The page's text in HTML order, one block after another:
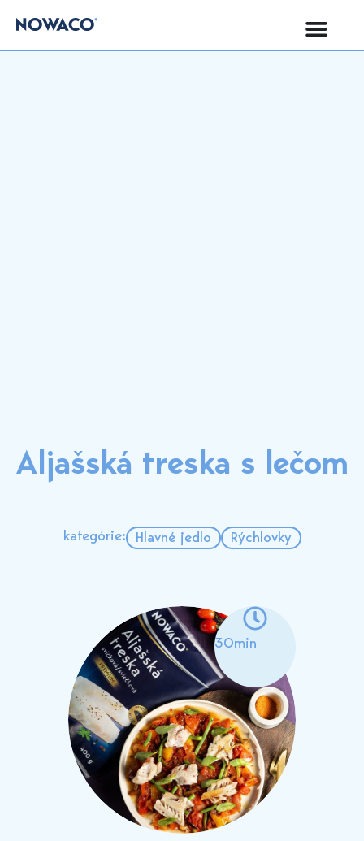
Aljašská treska s lečom
kategórie: Hlavné jedlo Rýchlovky
30min